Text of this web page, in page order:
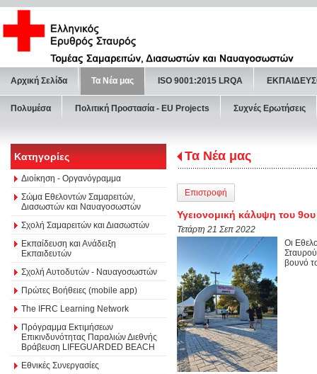
Αρχική Σελίδα Τα Νέα μας ISO 9001:2015 LRQA
Πολυμέσα Πολιτική Προστασία - ΕU Projects Συχνές Ερωτήσεις
Κατηγορίες
Διοίκηση - Οργανόγραμμα
Σώμα Εθελοντών Σαμαρειτών,
Διασωστών και Ναυαγοσωστών
Σχολή Σαμαρειτών και Διασωστών
Εκπαίδευση και Ανάδειξη
Εκπαιδευτών
Σχολή Αυτοδυτών - Ναυαγοσωστών
Πρώτες Βοήθειες (mobile app)
The IFRC Learning Network
Πρόγραμμα Εκτιμήσεων
Επικινδυνότητας Παραλιών Διεθνής
Βράβευση LIFEGUARDED BEACH
Εθνικές Συνεργασίες
Τα Νέα μας
Επιστροφή
Υγειονομική κάλυψη του
Τετάρτη 21 Σεπ 2022
Οι
βουνό